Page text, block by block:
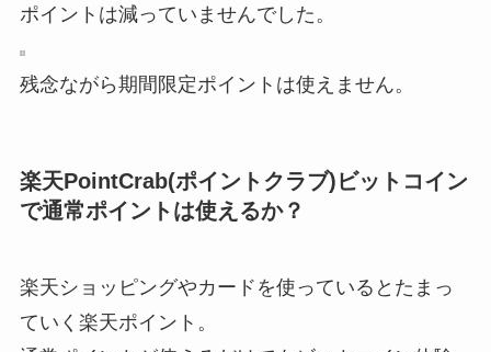
ポイントは減っていませんでした。
残念ながら期間限定ポイントは使えません。
楽天PointCrab(ポイントクラブ)ビットコイン
で通常ポイントは使えるか？
楽天ショッピングやカードを使っているとたまっ
ていく楽天ポイント。